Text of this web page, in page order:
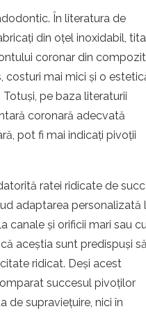
În literatura de
din oțel inoxidabil,
coronar din compozit
costuri mai mici și o
pe baza literaturii
coronară adecvată
pot fi mai indicați pivoții
ratei ridicate de
adaptarea personalizată
canale și orificii mari sau
aceștia sunt predispuși
ridicat. Deși acest
succesul pivoților
de supraviețuire, nici în